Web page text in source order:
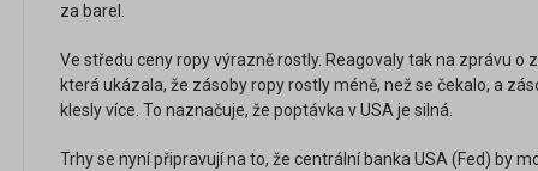
za barel.
Ve středu ceny ropy výrazně rostly. Reagovaly tak na zprávu o
která ukázala, že zásoby ropy rostly méně, než se čekalo, a
klesly více. To naznačuje, že poptávka v USA je silná.
Trhy se nyní připravují na to, že centrální banka USA (Fed) by